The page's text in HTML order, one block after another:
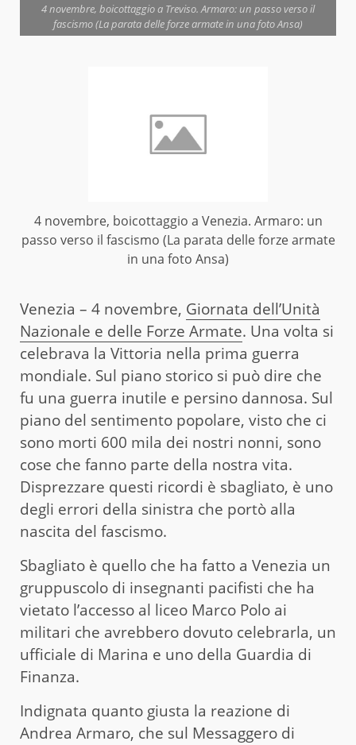
4 novembre, boicottaggio a Treviso. Armaro: un passo verso il
fascismo (La parata delle forze armate in una foto Ansa)
4 novembre, boicottaggio a Venezia. Armaro: un
passo verso il fascismo (La parata delle forze armate
in una foto Ansa)
Venezia – 4 novembre, Giornata dell’Unità
Nazionale e delle Forze Armate. Una volta si
celebrava la Vittoria nella prima guerra
mondiale. Sul piano storico si può dire che
fu una guerra inutile e persino dannosa. Sul
piano del sentimento popolare, visto che ci
sono morti 600 mila dei nostri nonni, sono
cose che fanno parte della nostra vita.
Disprezzare questi ricordi è sbagliato, è uno
degli errori della sinistra che portò alla
nascita del fascismo.
Sbagliato è quello che ha fatto a Venezia un
gruppuscolo di insegnanti pacifisti che ha
vietato l’accesso al liceo Marco Polo ai
militari che avrebbero dovuto celebrarla, un
ufficiale di Marina e uno della Guardia di
Finanza.
Indignata quanto giusta la reazione di
Andrea Armaro, che sul Messaggero di